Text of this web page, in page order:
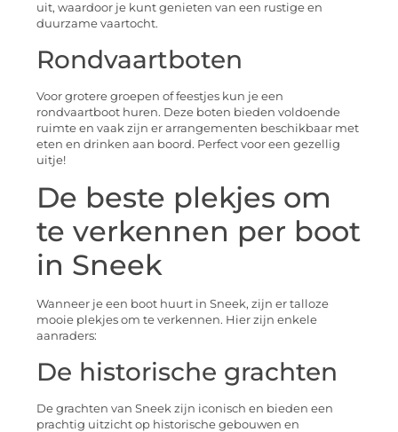
uit, waardoor je kunt genieten van een rustige en
duurzame vaartocht.
Rondvaartboten
Voor grotere groepen of feestjes kun je een
rondvaartboot huren. Deze boten bieden voldoende
ruimte en vaak zijn er arrangementen beschikbaar met
eten en drinken aan boord. Perfect voor een gezellig
uitje!
De beste plekjes om
te verkennen per boot
in Sneek
Wanneer je een boot huurt in Sneek, zijn er talloze
mooie plekjes om te verkennen. Hier zijn enkele
aanraders:
De historische grachten
De grachten van Sneek zijn iconisch en bieden een
prachtig uitzicht op historische gebouwen en